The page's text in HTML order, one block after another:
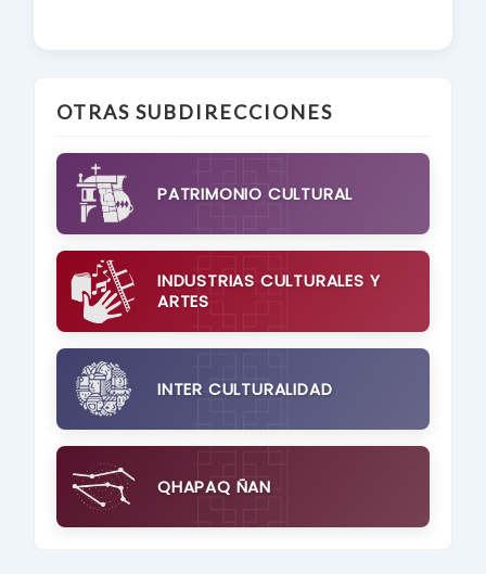
OTRAS SUBDIRECCIONES
PATRIMONIO CULTURAL
INDUSTRIAS CULTURALES Y
ARTES
INTER CULTURALIDAD
QHAPAQ ÑAN